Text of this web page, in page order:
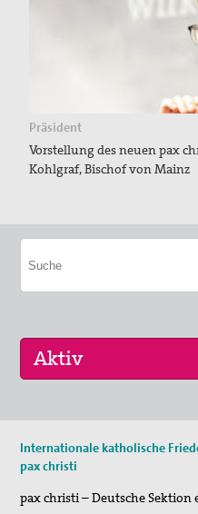
Präsident
Vorstellung des neuen pax
Kohlgraf, Bischof von Mainz
Fahrradpilgertour 2026
St. Peter-Lindenberg:
Internationale katholische
pax christi
pax christi – Deutsche Sektion